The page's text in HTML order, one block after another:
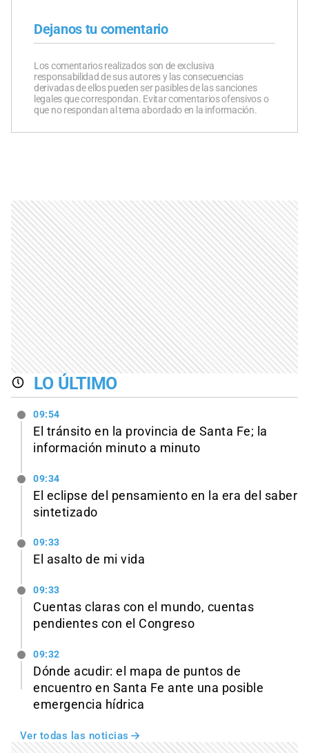
Dejanos tu comentario
Los comentarios realizados son de exclusiva
responsabilidad de sus autores y las consecuencias
derivadas de ellos pueden ser pasibles de las sanciones
legales que correspondan. Evitar comentarios ofensivos o
que no respondan al tema abordado en la información.
LO ÚLTIMO
09:54
El tránsito en la provincia de Santa Fe; la
información minuto a minuto
09:34
El eclipse del pensamiento en la era del saber
sintetizado
09:33
El asalto de mi vida
09:33
Cuentas claras con el mundo, cuentas
pendientes con el Congreso
09:32
Dónde acudir: el mapa de puntos de
encuentro en Santa Fe ante una posible
emergencia hídrica
Ver todas las noticias